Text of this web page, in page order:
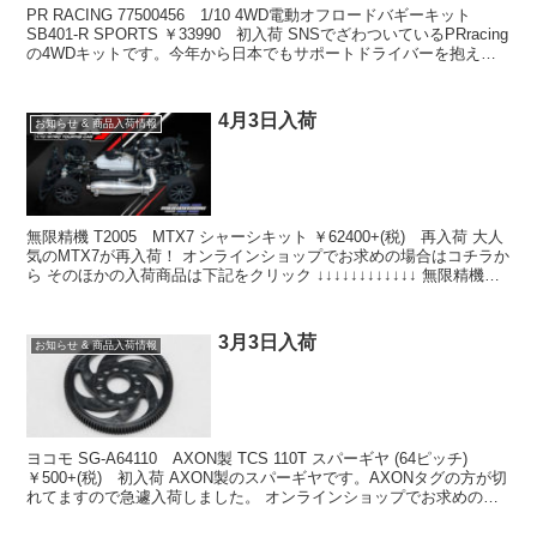
PR RACING 77500456 1/10 4WD電動オフロードバギーキット
SB401-R SPORTS ￥33990 初入荷 SNSでざわついているPRracing
の4WDキットです。今年から日本でもサポートドライバーを抱え活
お知らせ & 商品入荷情報 4月3日入荷
無限精機 T2005 MTX7 シャーシキット ￥62400+(税) 再入荷 大人
気のMTX7が再入荷！ オンラインショップでお求めの場合はコチラか
ら そのほかの入荷商品は下記をクリック ↓↓↓↓↓↓↓↓↓↓↓↓ 無限精機
お知らせ & 商品入荷情報 3月3日入荷
ヨコモ SG-A64110 AXON製 TCS 110T スパーギヤ (64ピッチ)
￥500+(税) 初入荷 AXON製のスパーギヤです。AXONタグの方が切
れてますので急遽入荷しました。 オンラインショップでお求めの場